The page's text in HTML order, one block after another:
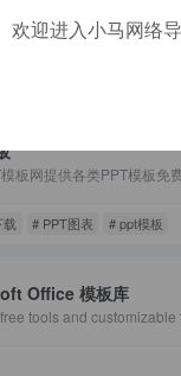
# PPT图表 # ppt模板
Office 模板库
欢迎进入小马网络